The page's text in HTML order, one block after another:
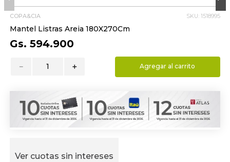
COPA&CIA SKU: 1518995
Mantel Listras Areia 180X270Cm
Gs. 594.900
＋
－ Agregar al carrito
Ver cuotas sin intereses
8.
hydrate
9.
almohada
10. toalla